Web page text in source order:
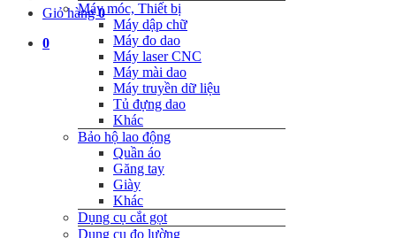
Giỏ hàng0
0
Máy móc, Thiết bị
Máy dập chữ
Máy đo dao
Máy laser CNC
Máy mài dao
Máy truyền dữ liệu
Tủ đựng dao
Khác
Bảo hộ lao động
Quần áo
Găng tay
Giày
Khác
Dụng cụ cắt gọt
Dụng cụ đo lường